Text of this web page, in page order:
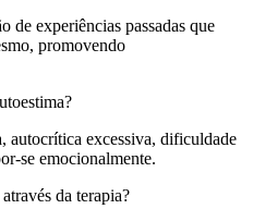
de experiências passadas que
promovendo
autocrítica excessiva, dificuldade
se emocionalmente.
da terapia?